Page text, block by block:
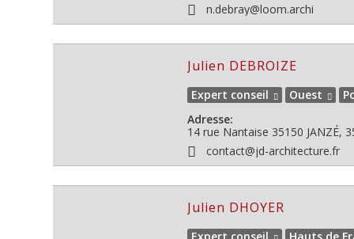
n.debray@loom.archi
Julien DEBROIZE
Expert conseil Ouest
Adresse:
14 rue Nantaise 35150 JANZÉ,
contact@jd-architecture.fr
Julien DHOYER
Expert conseil
Hauts de